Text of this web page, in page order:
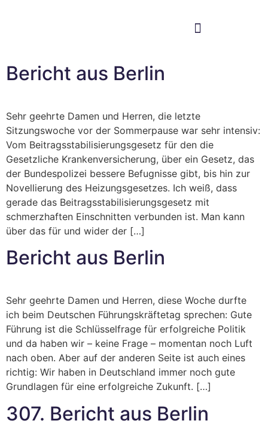
Bericht aus Berlin
Sehr geehrte Damen und Herren, die letzte
Sitzungswoche vor der Sommerpause war sehr intensiv:
Vom Beitragsstabilisierungsgesetz für den die
Gesetzliche Krankenversicherung, über ein Gesetz, das
der Bundespolizei bessere Befugnisse gibt, bis hin zur
Novellierung des Heizungsgesetzes. Ich weiß, dass
gerade das Beitragsstabilisierungsgesetz mit
schmerzhaften Einschnitten verbunden ist. Man kann
über das für und wider der […]
Bericht aus Berlin
Sehr geehrte Damen und Herren, diese Woche durfte
ich beim Deutschen Führungskräftetag sprechen: Gute
Führung ist die Schlüsselfrage für erfolgreiche Politik
und da haben wir – keine Frage – momentan noch Luft
nach oben. Aber auf der anderen Seite ist auch eines
richtig: Wir haben in Deutschland immer noch gute
Grundlagen für eine erfolgreiche Zukunft. […]
307. Bericht aus Berlin